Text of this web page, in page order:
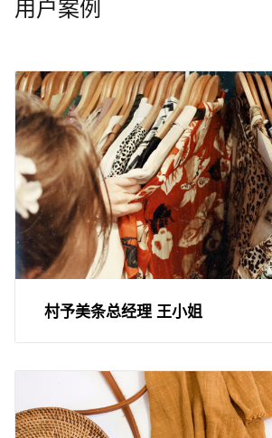
用户案例
村予美条总经理 王小姐